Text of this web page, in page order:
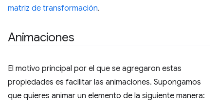
matriz de transformación.
Animaciones
El motivo principal por el que se agregaron estas
propiedades es facilitar las animaciones. Supongamos
que quieres animar un elemento de la siguiente manera: